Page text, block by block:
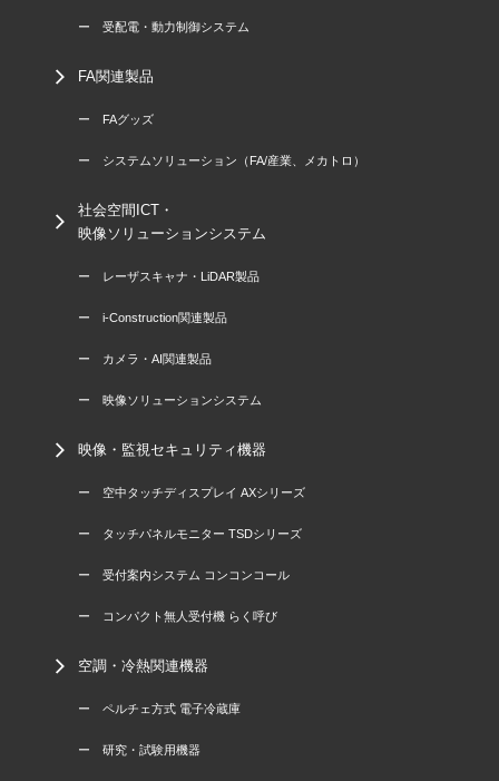
ー 受配電・動力制御システム
FA関連製品
ー FAグッズ
ー システムソリューション（FA/産業、メカトロ）
社会空間ICT・
映像ソリューションシステム
ー レーザスキャナ・LiDAR製品
ー i-Construction関連製品
ー カメラ・AI関連製品
ー 映像ソリューションシステム
映像・監視セキュリティ機器
ー 空中タッチディスプレイ AXシリーズ
ー タッチパネルモニター TSDシリーズ
ー 受付案内システム コンコンコール
ー コンパクト無人受付機 らく呼び
空調・冷熱関連機器
ー ペルチェ方式 電子冷蔵庫
ー 研究・試験用機器